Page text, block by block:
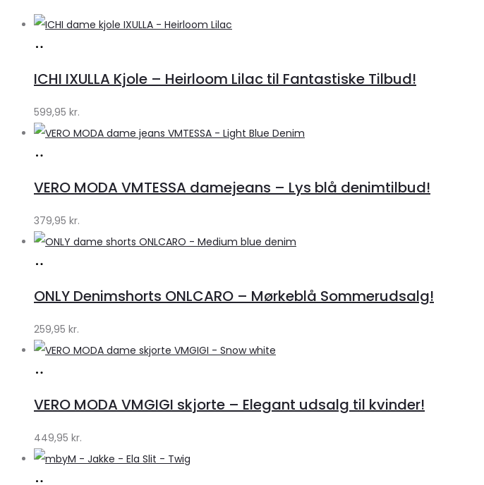
Klædeskabet.dk
ICHI IXULLA Kjole – Heirloom Lilac til Fantastiske Tilbud!
599,95 kr.
Klædeskabet.dk
VERO MODA VMTESSA damejeans – Lys blå denimtilbud!
379,95 kr.
Klædeskabet.dk
ONLY Denimshorts ONLCARO – Mørkeblå Sommerudsalg!
259,95 kr.
Klædeskabet.dk
VERO MODA VMGIGI skjorte – Elegant udsalg til kvinder!
449,95 kr.